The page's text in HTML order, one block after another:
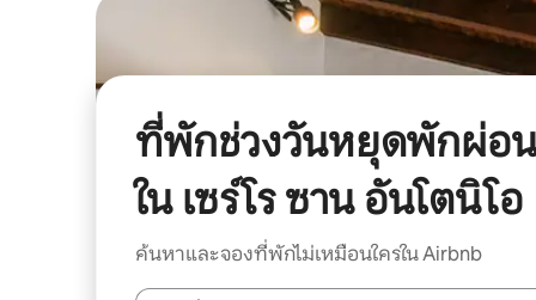
ที่พักช่วงวันหยุดพักผ่อ
ใน เซร์โร ซาน อันโตนิโอ
ค้นหาและจองที่พักไม่เหมือนใครใน Airbnb